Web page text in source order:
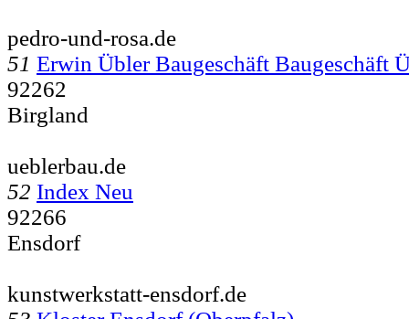
pedro-und-rosa.de
51 Erwin Übler Baugeschäft Baugeschäft
92262
Birgland
ueblerbau.de
52 Index Neu
92266
Ensdorf
kunstwerkstatt-ensdorf.de